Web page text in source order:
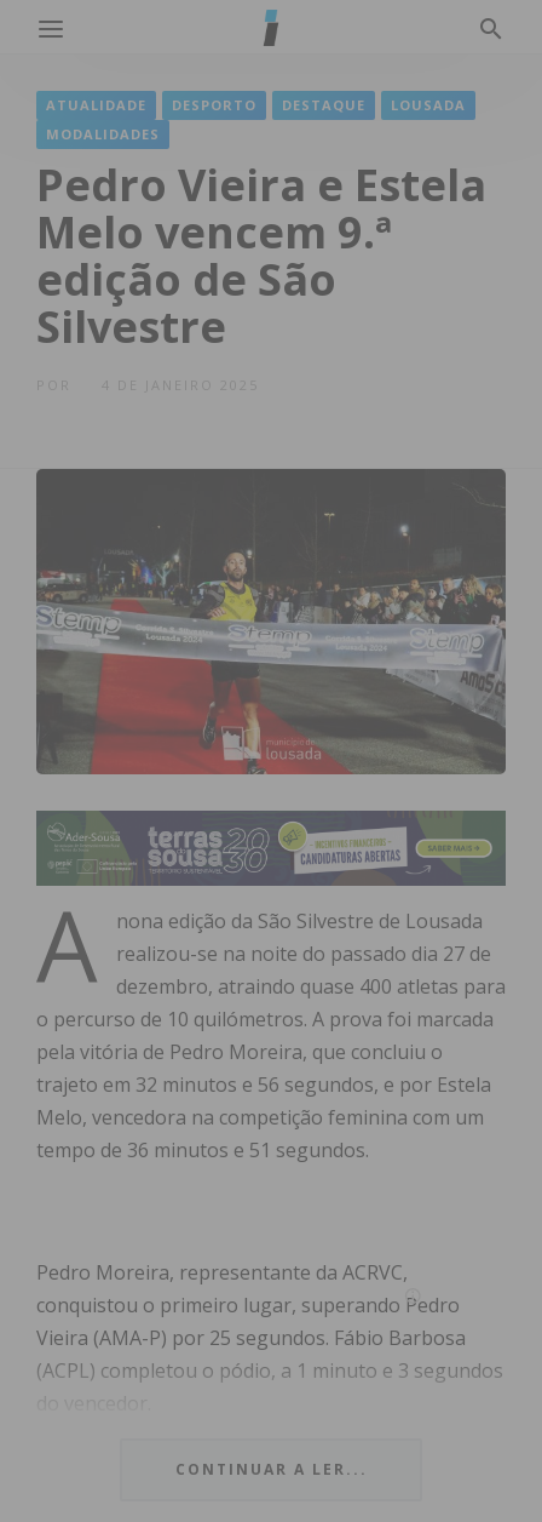
ATUALIDADE DESPORTO DESTAQUE
LOUSADA
MODALIDADES
Pedro Vieira e Estela
Melo vencem 9.ª
edição de São
Silvestre
4 DE JANEIRO 2025
A
nona edição da São Silvestre de Lousada
realizou-se na noite do passado dia 27 de
dezembro, atraindo quase 400 atletas para
o percurso de 10 quilómetros. A prova foi marcada
pela vitória de Pedro Moreira, que concluiu o
trajeto em 32 minutos e 56 segundos, e por Estela
Melo, vencedora na competição feminina com um
tempo de 36 minutos e 51 segundos.
Pedro Moreira, representante da ACRVC,
conquistou o primeiro lugar, superando Pedro
Vieira (AMA-P) por 25 segundos. Fábio Barbosa
(ACPL) completou o pódio, a 1 minuto e 3 segundos
No lado feminino, Estela Melo, da UD Várzea,
CONTINUAR A LER...